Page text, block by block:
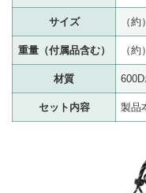
サイズ （
重量（付属品含む） （
材質
セット内容 製品